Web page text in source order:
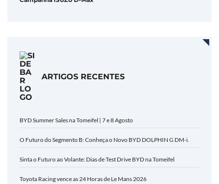
ARTIGOS RECENTES
BYD Summer Sales na Tomeifel | 7 e 8 Agosto
O Futuro do Segmento B: Conheça o Novo BYD DOLPHIN G DM-i.
Sinta o Futuro ao Volante: Dias de Test Drive BYD na Tomeifel
Toyota Racing vence as 24 Horas de Le Mans 2026